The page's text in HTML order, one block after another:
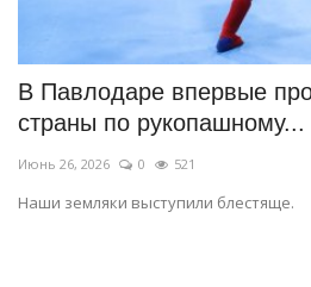
прошел чемпионат
блестяще.